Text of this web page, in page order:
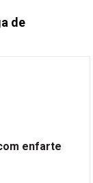
de
enfarte